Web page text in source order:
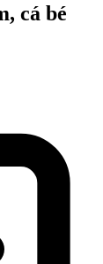
cá bé